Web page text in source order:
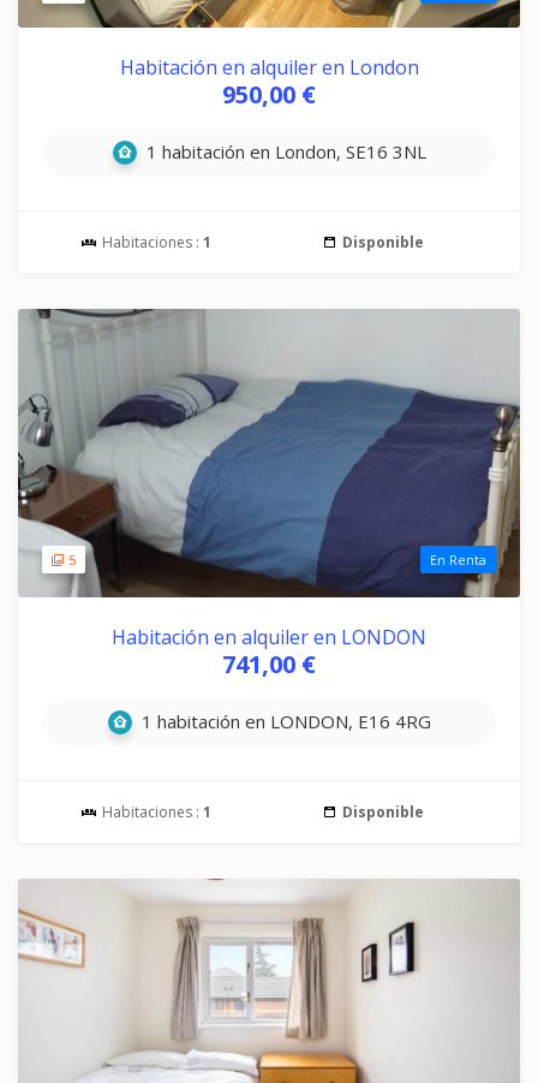
Habitación en alquiler en London
950,00 €
1 habitación en London, SE16 3NL
Habitaciones : 1 Disponible
5 En Renta
Habitación en alquiler en LONDON
741,00 €
1 habitación en LONDON, E16 4RG
Habitaciones : 1 Disponible